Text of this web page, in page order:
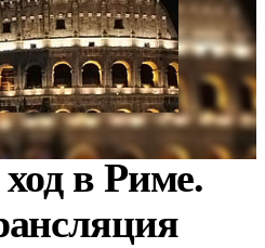
в Риме.